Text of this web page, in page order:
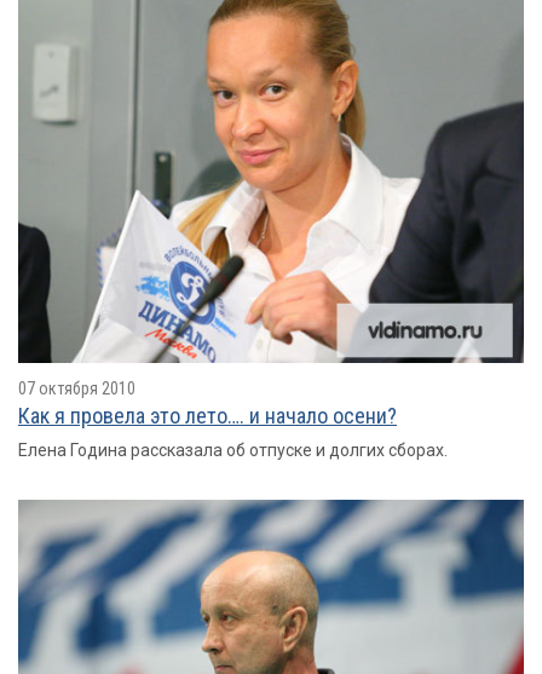
07 октября 2010
Как я провелa это лето…. и начало осени?
Елена Година рассказала об отпуске и долгих сборах.